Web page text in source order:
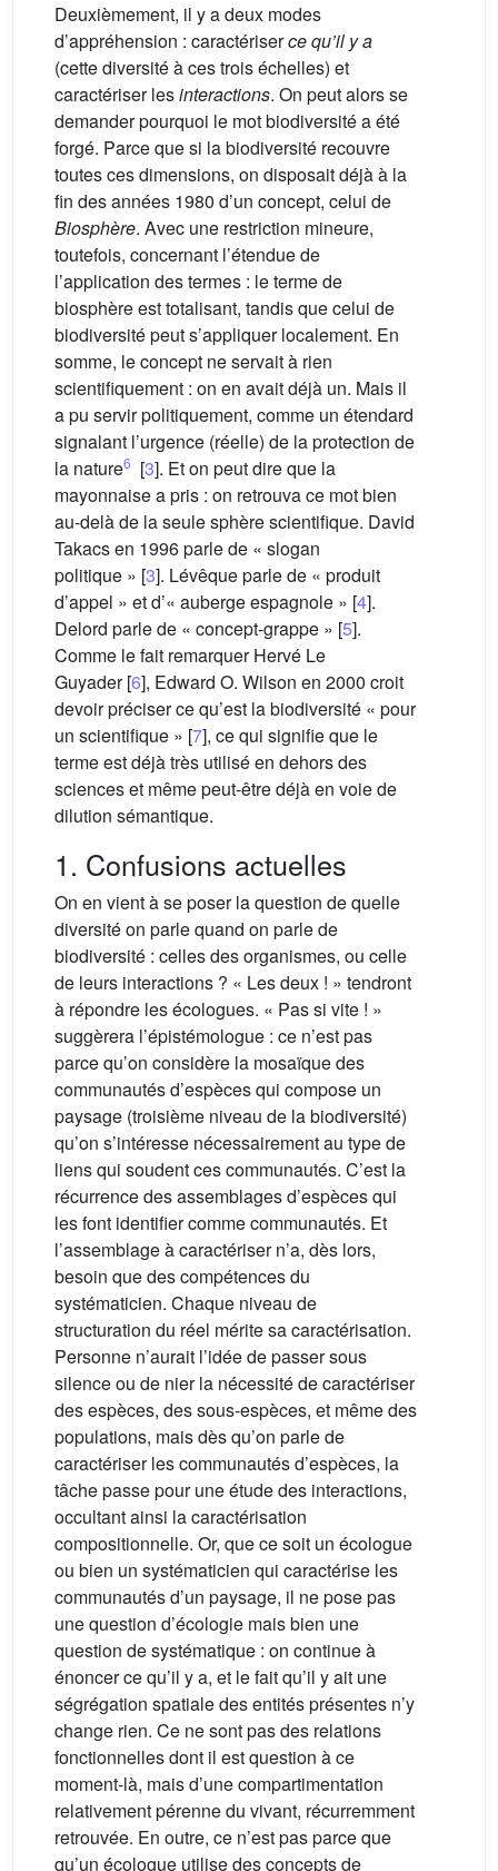
Deuxièmement, il y a deux modes
d’appréhension : caractériserce qu’il y a
(cette diversité à ces trois échelles) et
caractériser lesinteractions. On peut alors se
demander pourquoi le mot biodiversité a été
forgé. Parce que si la biodiversité recouvre
toutes ces dimensions, on disposait déjà à la
fin des années 1980 d’un concept, celui de
Biosphère. Avec une restriction mineure,
toutefois, concernant l’étendue de
l’application des termes : le terme de
biosphère est totalisant, tandis que celui de
biodiversité peut s’appliquer localement. En
somme, le concept ne servait à rien
scientifiquement : on en avait déjà un. Mais il
a pu servir politiquement, comme un étendard
signalant l’urgence (réelle) de la protection de
la nature6 [3]. Et on peut dire que la
mayonnaise a pris : on retrouva ce mot bien
au-delà de la seule sphère scientifique. David
Takacs en 1996 parle de « slogan
politique » [3]. Lévêque parle de « produit
d’appel » et d’« auberge espagnole » [4].
Delord parle de « concept-grappe » [5].
Comme le fait remarquer Hervé Le
Guyader [6], Edward O. Wilson en 2000 croit
devoir préciser ce qu’est la biodiversité « pour
un scientifique » [7], ce qui signifie que le
terme est déjà très utilisé en dehors des
sciences et même peut-être déjà en voie de
dilution sémantique.
1. Confusions actuelles
On en vient à se poser la question de quelle
diversité on parle quand on parle de
biodiversité : celles des organismes, ou celle
de leurs interactions ? « Les deux ! » tendront
à répondre les écologues. « Pas si vite ! »
suggèrera l’épistémologue : ce n’est pas
parce qu’on considère la mosaïque des
communautés d’espèces qui compose un
paysage (troisième niveau de la biodiversité)
qu’on s’intéresse nécessairement au type de
liens qui soudent ces communautés. C’est la
récurrence des assemblages d’espèces qui
les font identifier comme communautés. Et
l’assemblage à caractériser n’a, dès lors,
besoin que des compétences du
systématicien. Chaque niveau de
structuration du réel mérite sa caractérisation.
Personne n’aurait l’idée de passer sous
silence ou de nier la nécessité de caractériser
des espèces, des sous-espèces, et même des
populations, mais dès qu’on parle de
caractériser les communautés d’espèces, la
tâche passe pour une étude des interactions,
occultant ainsi la caractérisation
compositionnelle. Or, que ce soit un écologue
ou bien un systématicien qui caractérise les
communautés d’un paysage, il ne pose pas
une question d’écologie mais bien une
question de systématique : on continue à
énoncer ce qu’il y a, et le fait qu’il y ait une
ségrégation spatiale des entités présentes n’y
change rien. Ce ne sont pas des relations
fonctionnelles dont il est question à ce
moment-là, mais d’une compartimentation
relativement pérenne du vivant, récurremment
retrouvée. En outre, ce n’est pas parce que
qu’un écologue utilise des concepts de